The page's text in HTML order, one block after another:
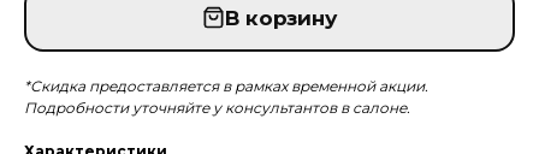
В корзину
*Скидка предоставляется в рамках временной акции.
Подробности уточняйте у консультантов в салоне.